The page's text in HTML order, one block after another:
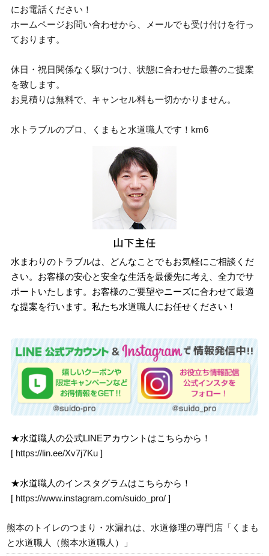
にお電話ください！
ホームページお問い合わせから、メールでも受け付けを行っ
ております。
休日・祝日関係なく駆けつけ、状態に合わせた最善のご提案
を致します。
お見積りは無料で、キャンセル料も一切かかりません。
水トラブルのプロ、くまもと水道職人です！km6
水まわりのトラブルは、どんなことでもお気軽にご相談くだ
さい。お客様の安心と安全な生活を最優先に考え、全力でサ
ポートいたします。お客様のご要望やニーズに合わせて最適
な提案を行います。私たち水道職人にお任せください！
★水道職人の公式LINEアカウントはこちらから！
[ https://lin.ee/Xv7j7Ku ]
★水道職人のインスタグラムはこちらから！
[ https://www.instagram.com/suido_pro/ ]
熊本のトイレのつまり・水漏れは、水道修理の専門店「くまも
と水道職人（熊本水道職人）」